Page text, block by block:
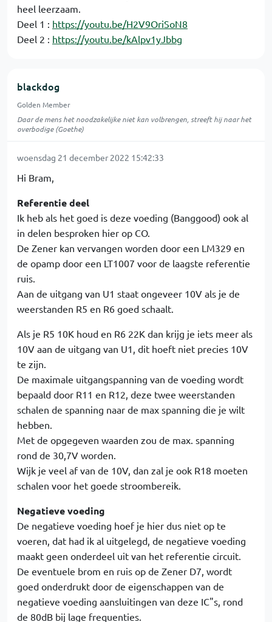
heel leerzaam.
Deel 1 : https://youtu.be/H2V9OriSoN8
Deel 2 : https://youtu.be/kAlpv1yJbbg
blackdog
Golden Member
Daar de mens het noodzakelijke niet kan volbrengen, streeft hij naar het
overbodige (Goethe)
woensdag 21 december 2022 15:42:33
Hi Bram,
Referentie deel
Ik heb als het goed is deze voeding (Banggood) ook al
in delen besproken hier op CO.
De Zener kan vervangen worden door een LM329 en
de opamp door een LT1007 voor de laagste referentie
ruis.
Aan de uitgang van U1 staat ongeveer 10V als je de
weerstanden R5 en R6 goed schaalt.
Als je R5 10K houd en R6 22K dan krijg je iets meer als
10V aan de uitgang van U1, dit hoeft niet precies 10V
te zijn.
De maximale uitgangspanning van de voeding wordt
bepaald door R11 en R12, deze twee weerstanden
schalen de spanning naar de max spanning die je wilt
hebben.
Met de opgegeven waarden zou de max. spanning
rond de 30,7V worden.
Wijk je veel af van de 10V, dan zal je ook R18 moeten
schalen voor het goede stroombereik.
Negatieve voeding
De negatieve voeding hoef je hier dus niet op te
voeren, dat had ik al uitgelegd, de negatieve voeding
maakt geen onderdeel uit van het referentie circuit.
De eventuele brom en ruis op de Zener D7, wordt
goed onderdrukt door de eigenschappen van de
negatieve voeding aansluitingen van deze IC"s, rond
de 80dB bij lage frequenties.